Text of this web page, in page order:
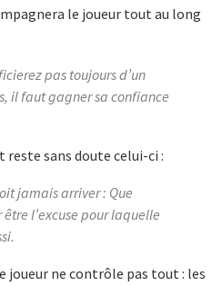
le joueur tout au long
pas toujours d’un
il faut gagner sa confiance
reste sans doute celui-ci :
jamais arriver : Que
l’excuse pour laquelle
joueur ne contrôle pas tout : les